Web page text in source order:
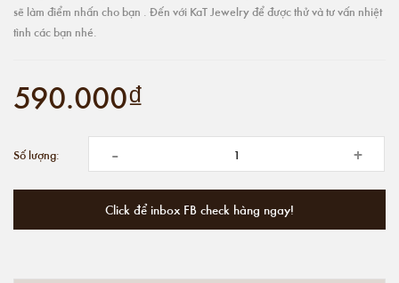
sẽ làm điểm nhấn cho bạn . Đến với KaT Jewelry để được thử và tư vấn nhiệt
tình các bạn nhé.
590.000₫
Số lượng: - +
Click để inbox FB check hàng ngay!